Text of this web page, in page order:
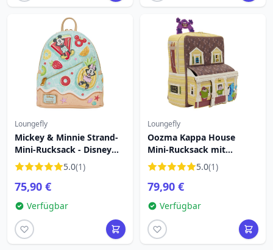
Loungefly
Mickey & Minnie Strand-
Mini-Rucksack - Disney
Loungefly 5.0(1)
75,90 €
Verfügbar
Loungefly
Oozma Kappa House
Mini-Rucksack mit
Figuren – Disney-Pixar
Loungefly Monsters
University
5.0(1)
79,90 €
Verfügbar